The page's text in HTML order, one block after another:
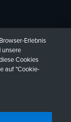
Erlebnis
unsere
Cookies
auf "Cookie-